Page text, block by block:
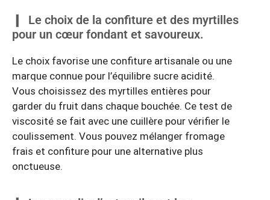
Le choix de la confiture et des myrtilles
pour un cœur fondant et savoureux.
Le choix favorise une confiture artisanale ou une
marque connue pour l’équilibre sucre acidité.
Vous choisissez des myrtilles entières pour
garder du fruit dans chaque bouchée. Ce test de
viscosité se fait avec une cuillère pour vérifier le
coulissement. Vous pouvez mélanger fromage
frais et confiture pour une alternative plus
onctueuse.